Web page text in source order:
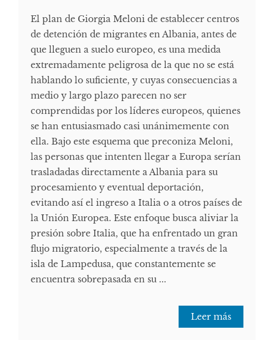
El plan de Giorgia Meloni de establecer centros
de detención de migrantes en Albania, antes de
que lleguen a suelo europeo, es una medida
extremadamente peligrosa de la que no se está
hablando lo suficiente, y cuyas consecuencias a
medio y largo plazo parecen no ser
comprendidas por los líderes europeos, quienes
se han entusiasmado casi unánimemente con
ella. Bajo este esquema que preconiza Meloni,
las personas que intenten llegar a Europa serían
trasladadas directamente a Albania para su
procesamiento y eventual deportación,
evitando así el ingreso a Italia o a otros países de
la Unión Europea. Este enfoque busca aliviar la
presión sobre Italia, que ha enfrentado un gran
flujo migratorio, especialmente a través de la
isla de Lampedusa, que constantemente se
encuentra sobrepasada en su ...
Leer más